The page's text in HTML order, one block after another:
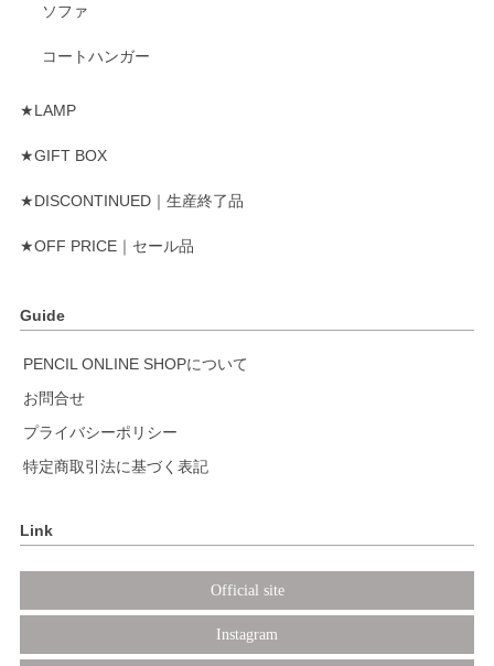
ソファ
コートハンガー
★LAMP
★GIFT BOX
★DISCONTINUED｜生産終了品
★OFF PRICE｜セール品
Guide
PENCIL ONLINE SHOPについて
お問合せ
プライバシーポリシー
特定商取引法に基づく表記
Link
Official site
Instagram